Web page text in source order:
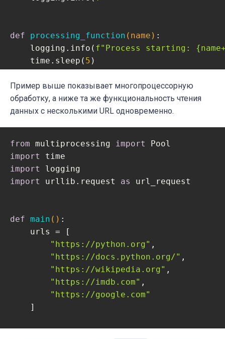
def processing_function (name) :
    logging.info(
f"Process starting:
    time.sleep(
5 )
if __name__ == "__main__":
    s = time.perf_counter()
    main()
    elapsed = time.perf_counter() - s
    logging.info(
f"{__file__} executed in
Пример выше показывает многопроцессорную
обработку, а ниже та же функциональность чтения
данных с несколькими URL одновременно.
from multiprocessing import
import
import
import
urllib.request as url_request
def main () :
    urls = [
"https://python.org" ,
"https://docs.python.org/" ,
"https://wikipedia.org" ,
"https://imdb.com" ,
"https://google.com"
    ]